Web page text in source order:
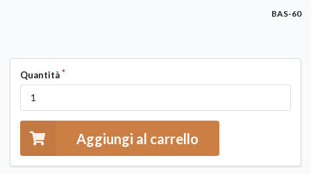
BAS-60
Quantità
Aggiungi al carrello